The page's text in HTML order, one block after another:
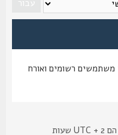
רשומים ואורח